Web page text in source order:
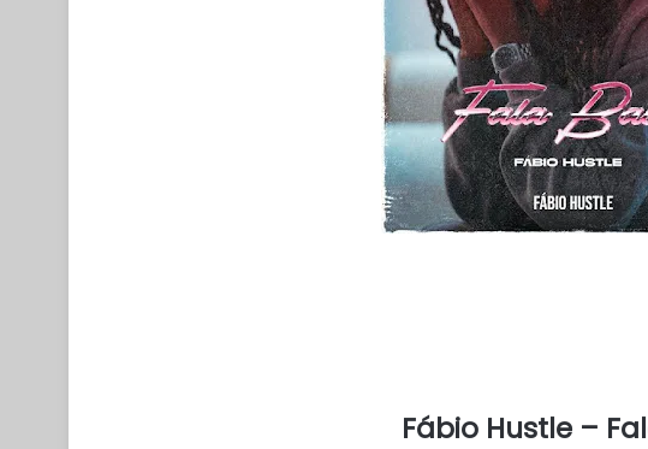
Fábio Hustle –